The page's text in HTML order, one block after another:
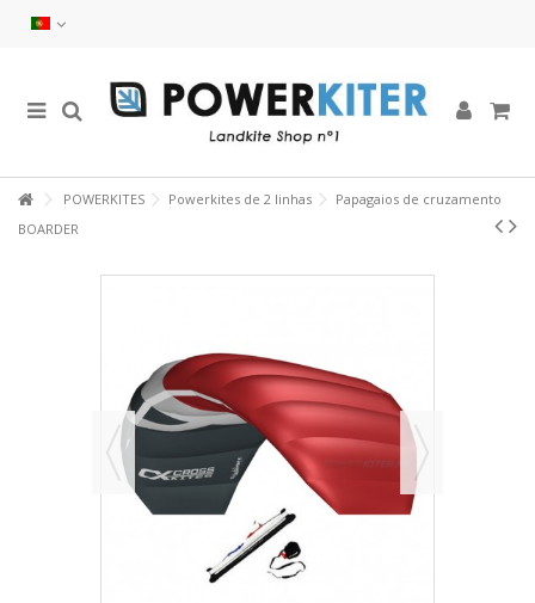
POWERKITES Powerkites de 2 linhas
Papagaios de cruzamento
BOARDER